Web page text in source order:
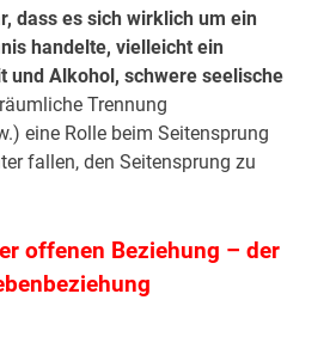
dass es sich wirklich um ein
handelte, vielleicht ein
und Alkohol, schwere seelische
Trennung
eine Rolle beim Seitensprung
fallen, den Seitensprung zu
offenen Beziehung – der